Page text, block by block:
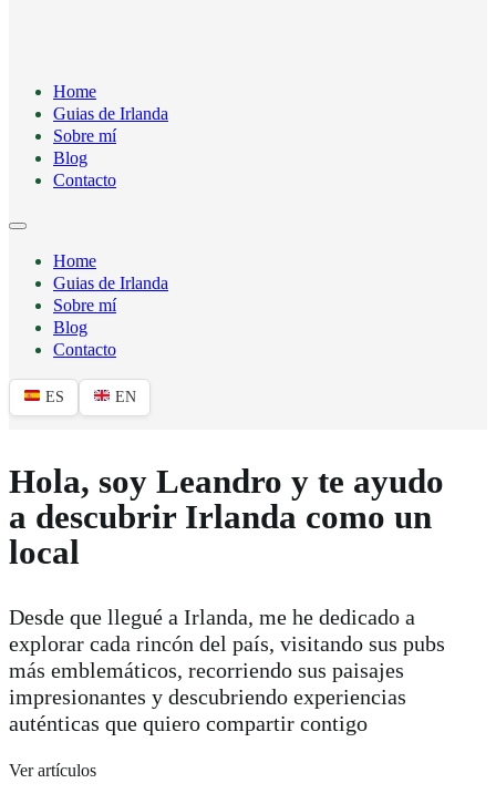
Home
Guias de Irlanda
Sobre mí
Blog
Contacto
Home
Guias de Irlanda
Sobre mí
Blog
Contacto
ES EN
Hola, soy Leandro y te ayudo
a descubrir Irlanda como un
local
Desde que llegué a Irlanda, me he dedicado a
explorar cada rincón del país, visitando sus pubs
más emblemáticos, recorriendo sus paisajes
impresionantes y descubriendo experiencias
auténticas que quiero compartir contigo
Ver artículos